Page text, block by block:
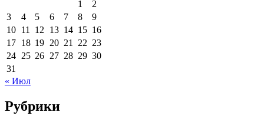
1
2
3
4 5 6 7 8
9
10 11 12 13 14 15 16
17 18 19 20 21 22 23
24 25 26 27 28 29 30
31
« Июл
Рубрики